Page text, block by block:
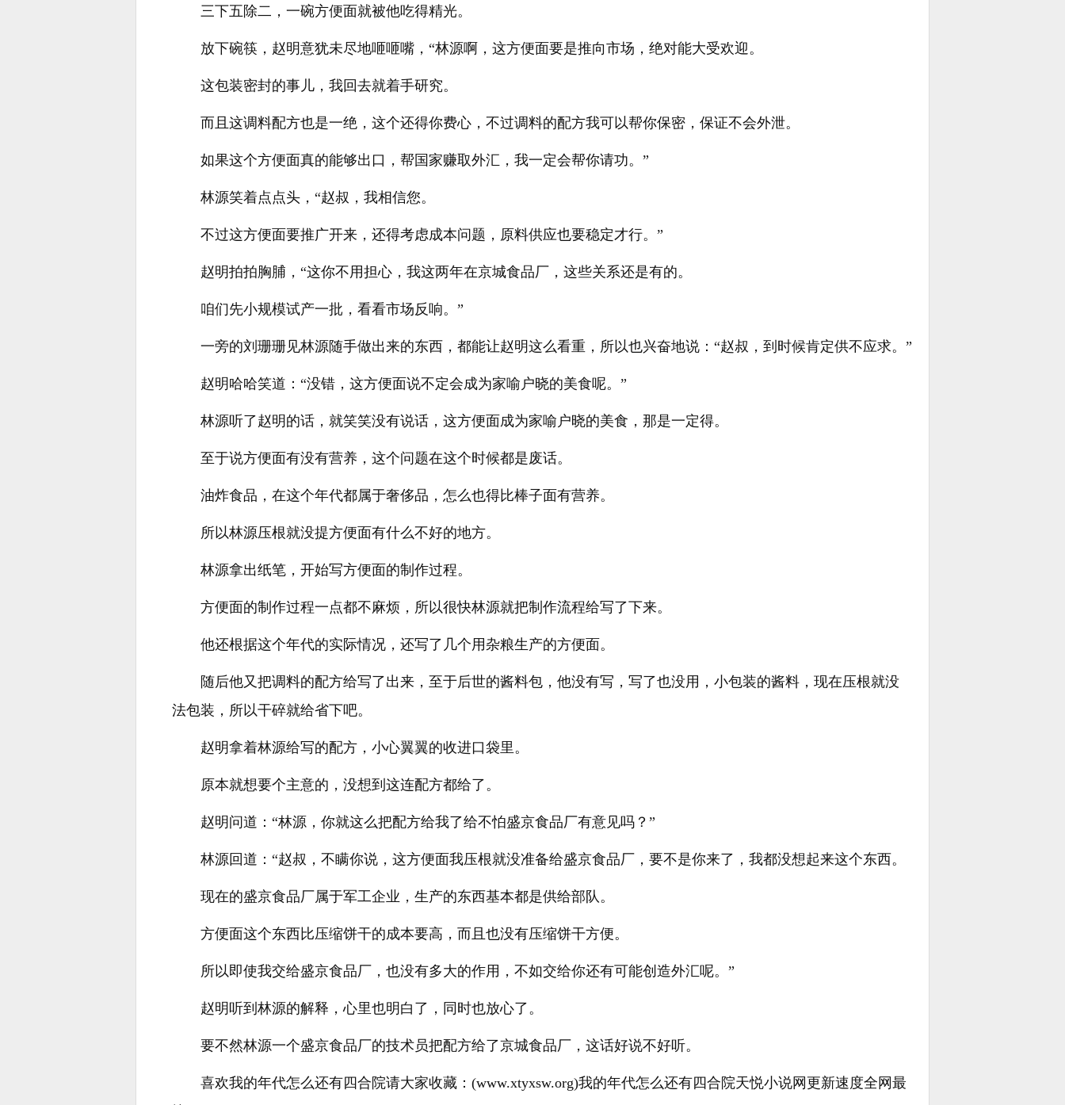
三下五除二，一碗方便面就被他吃得精光。
放下碗筷，赵明意犹未尽地咂咂嘴，“林源啊，这方便面要是推向市场，绝对能大受欢迎。
这包装密封的事儿，我回去就着手研究。
而且这调料配方也是一绝，这个还得你费心，不过调料的配方我可以帮你保密，保证不会外泄。
如果这个方便面真的能够出口，帮国家赚取外汇，我一定会帮你请功。”
林源笑着点点头，“赵叔，我相信您。
不过这方便面要推广开来，还得考虑成本问题，原料供应也要稳定才行。”
赵明拍拍胸脯，“这你不用担心，我这两年在京城食品厂，这些关系还是有的。
咱们先小规模试产一批，看看市场反响。”
一旁的刘珊珊见林源随手做出来的东西，都能让赵明这么看重，所以也兴奋地说：“赵叔，到时候肯定供不应求。”
赵明哈哈笑道：“没错，这方便面说不定会成为家喻户晓的美食呢。”
林源听了赵明的话，就笑笑没有说话，这方便面成为家喻户晓的美食，那是一定得。
至于说方便面有没有营养，这个问题在这个时候都是废话。
油炸食品，在这个年代都属于奢侈品，怎么也得比棒子面有营养。
所以林源压根就没提方便面有什么不好的地方。
林源拿出纸笔，开始写方便面的制作过程。
方便面的制作过程一点都不麻烦，所以很快林源就把制作流程给写了下来。
他还根据这个年代的实际情况，还写了几个用杂粮生产的方便面。
随后他又把调料的配方给写了出来，至于后世的酱料包，他没有写，写了也没用，小包装的酱料，现在压根就没
法包装，所以干碎就给省下吧。
赵明拿着林源给写的配方，小心翼翼的收进口袋里。
原本就想要个主意的，没想到这连配方都给了。
赵明问道：“林源，你就这么把配方给我了给不怕盛京食品厂有意见吗？”
林源回道：“赵叔，不瞒你说，这方便面我压根就没准备给盛京食品厂，要不是你来了，我都没想起来这个东西。
现在的盛京食品厂属于军工企业，生产的东西基本都是供给部队。
方便面这个东西比压缩饼干的成本要高，而且也没有压缩饼干方便。
所以即使我交给盛京食品厂，也没有多大的作用，不如交给你还有可能创造外汇呢。”
赵明听到林源的解释，心里也明白了，同时也放心了。
要不然林源一个盛京食品厂的技术员把配方给了京城食品厂，这话好说不好听。
喜欢我的年代怎么还有四合院请大家收藏：(www.xtyxsw.org)我的年代怎么还有四合院天悦小说网更新速度全网最